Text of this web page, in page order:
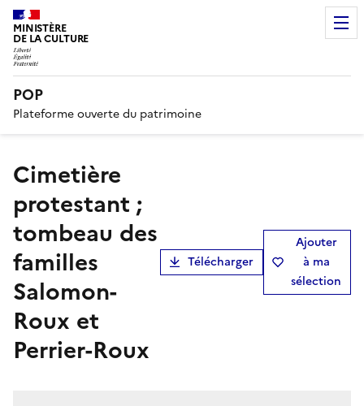
MINISTÈRE
DE LA CULTURE
POP
Plateforme ouverte du patrimoine
cimetière
protestant ;
tombeau des
familles
Salomon-
Roux et
Perrier-Roux
Télécharger
Ajouter
à ma
sélection